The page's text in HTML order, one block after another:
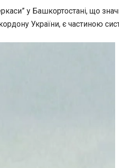
у Башкортостані, що
України, є частиною